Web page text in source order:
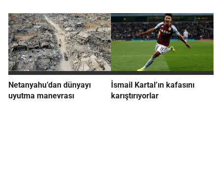
Netanyahu’dan dünyayı
uyutma manevrası
İsmail Kartal’ın kafasını
karıştırıyorlar